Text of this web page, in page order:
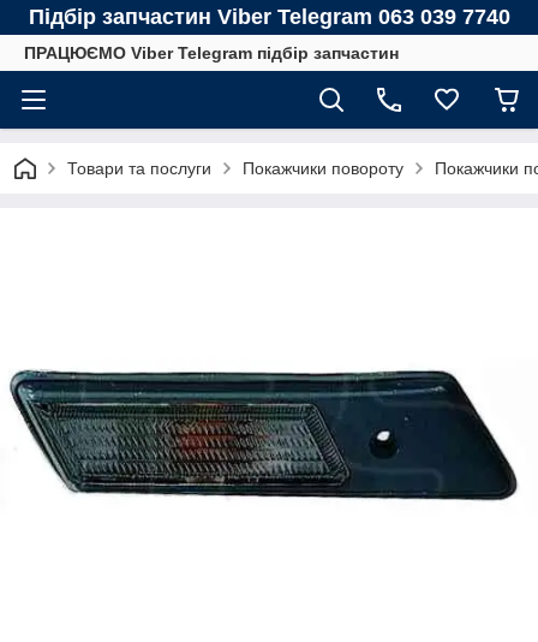
Підбір запчастин Viber Telegram 063 039 7740
ПРАЦЮЄМО Viber Telegram підбір запчастин
Товари та послуги Покажчики повороту Покажчики